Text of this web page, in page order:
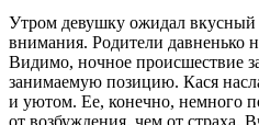
Утром девушку ожидал вкусный
внимания. Родители давненько
Видимо, ночное происшествие
занимаемую позицию. Кася
и уютом. Ее, конечно, немного
от возбуждения, чем от страха.